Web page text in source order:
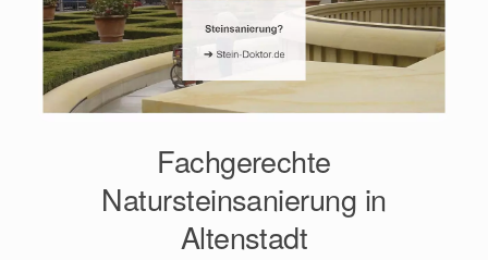
Fachgerechte
Natursteinsanierung in
Altenstadt